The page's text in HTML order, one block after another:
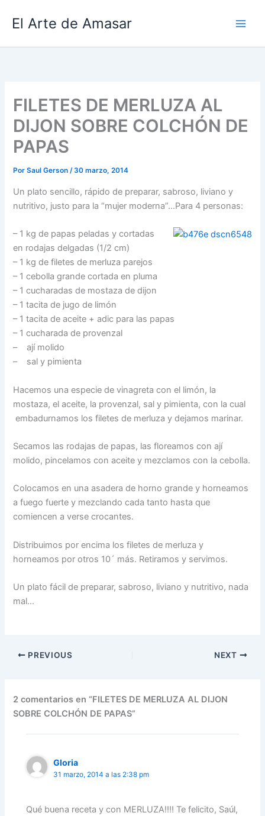
El Arte de Amasar
FILETES DE MERLUZA AL
DIJON SOBRE COLCHÓN DE
PAPAS
PorSaul Gerson/30 marzo, 2014
Un plato sencillo, rápido de preparar, sabroso, liviano y
nutritivo, justo para la “mujer moderna”…Para 4 personas:
– 1 kg de papas peladas y cortadas
en rodajas delgadas (1/2 cm)
– 1 kg de filetes de merluza parejos
– 1 cebolla grande cortada en pluma
– 1 cucharadas de mostaza de dijon
– 1 tacita de jugo de limón
– 1 tacita de aceite + adic para las papas
– 1 cucharada de provenzal
– ají molido
– sal y pimienta
Hacemos una especie de vinagreta con el limón, la
mostaza, el aceite, la provenzal, sal y pimienta, con la cual
embadurnamos los filetes de merluza y dejamos marinar.
Secamos las rodajas de papas, las floreamos con ají
molido, pincelamos con aceite y mezclamos con la cebolla.
Colocamos en una asadera de horno grande y horneamos
a fuego fuerte y mezclando cada tanto hasta que
comiencen a verse crocantes.
Distribuimos por encima los filetes de merluza y
horneamos por otros 10´ más. Retiramos y servimos.
Un plato fácil de preparar, sabroso, liviano y nutritivo, nada
mal…
PREVIOUS NEXT
2 comentarios en “FILETES DE MERLUZA AL DIJON
SOBRE COLCHÓN DE PAPAS”
Gloria
31 marzo, 2014 a las 2:38 pm
Qué buena receta y con MERLUZA!!!! Te felicito, Saúl,